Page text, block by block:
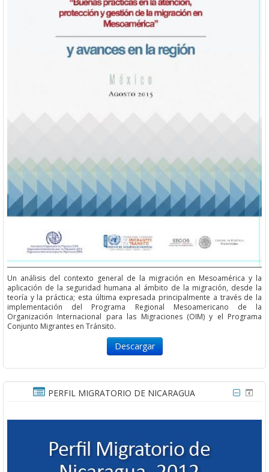
Un análisis del contexto general de la migración en Mesoamérica y la
aplicación de la seguridad humana al ámbito de la migración, desde la
teoría y la práctica; esta última expresada principalmente a través de la
implementación del Programa Regional Mesoamericano de la
Organización Internacional para las Migraciones (OIM) y el Programa
Conjunto Migrantes en Tránsito.
Descargar
PERFIL MIGRATORIO DE NICARAGUA